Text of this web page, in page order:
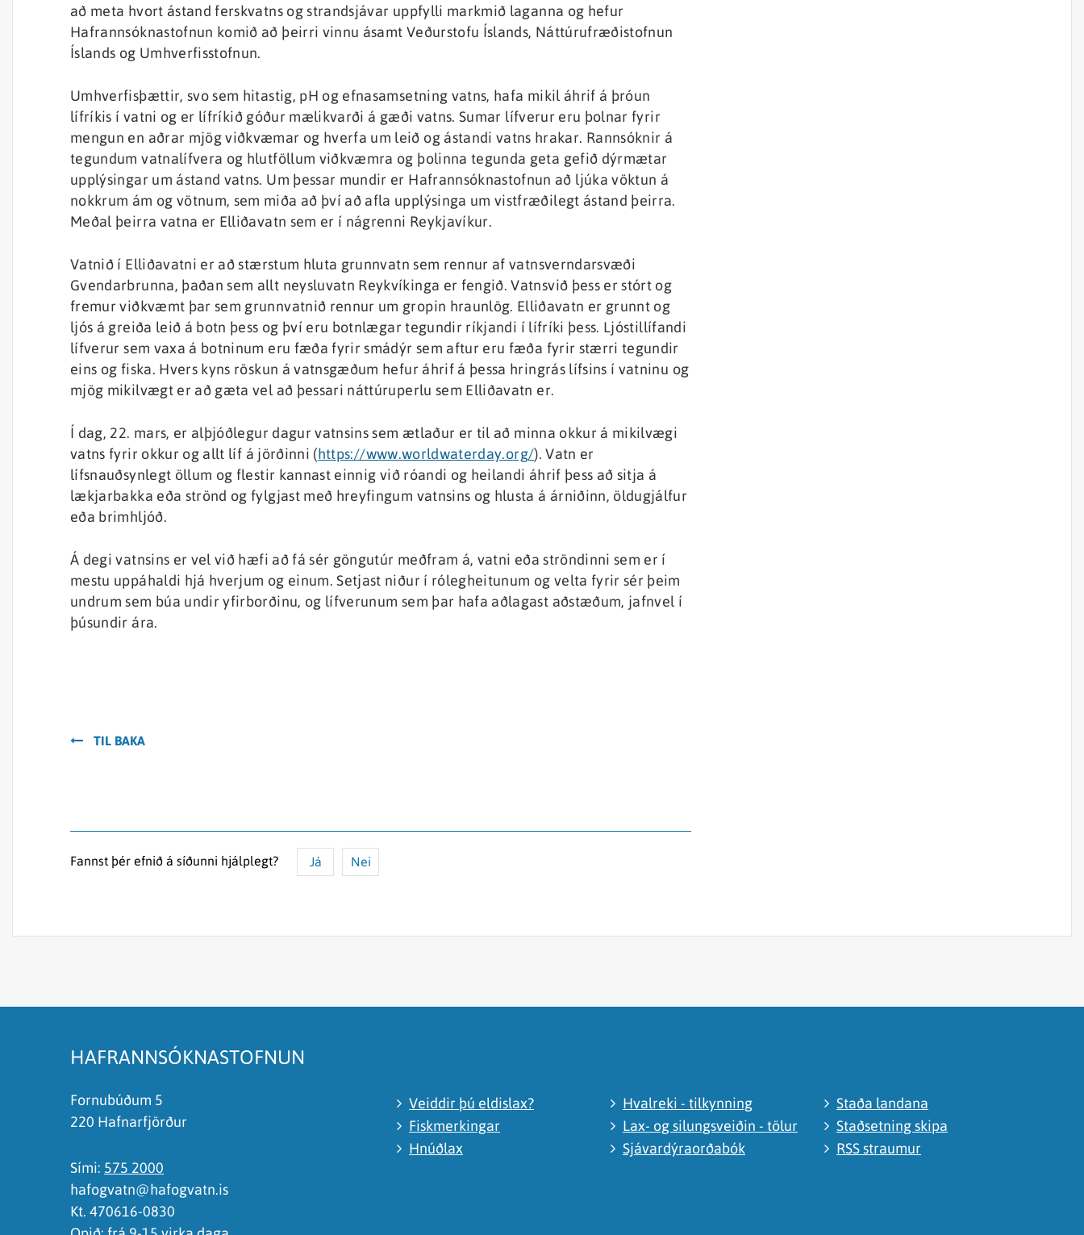
að meta hvort ástand ferskvatns og strandsjávar uppfylli markmið laganna og hefur
Hafrannsóknastofnun komið að þeirri vinnu ásamt Veðurstofu Íslands, Náttúrufræðistofnun
Íslands og Umhverfisstofnun.
Umhverfisþættir, svo sem hitastig, pH og efnasamsetning vatns, hafa mikil áhrif á þróun
lífríkis í vatni og er lífríkið góður mælikvarði á gæði vatns. Sumar lífverur eru þolnar fyrir
mengun en aðrar mjög viðkvæmar og hverfa um leið og ástandi vatns hrakar. Rannsóknir á
tegundum vatnalífvera og hlutföllum viðkvæmra og þolinna tegunda geta gefið dýrmætar
upplýsingar um ástand vatns. Um þessar mundir er Hafrannsóknastofnun að ljúka vöktun á
nokkrum ám og vötnum, sem miða að því að afla upplýsinga um vistfræðilegt ástand þeirra.
Meðal þeirra vatna er Elliðavatn sem er í nágrenni Reykjavíkur.
Vatnið í Elliðavatni er að stærstum hluta grunnvatn sem rennur af vatnsverndarsvæði
Gvendarbrunna, þaðan sem allt neysluvatn Reykvíkinga er fengið. Vatnsvið þess er stórt og
fremur viðkvæmt þar sem grunnvatnið rennur um gropin hraunlög. Elliðavatn er grunnt og
ljós á greiða leið á botn þess og því eru botnlægar tegundir ríkjandi í lífríki þess. Ljóstillífandi
lífverur sem vaxa á botninum eru fæða fyrir smádýr sem aftur eru fæða fyrir stærri tegundir
eins og fiska. Hvers kyns röskun á vatnsgæðum hefur áhrif á þessa hringrás lífsins í vatninu og
mjög mikilvægt er að gæta vel að þessari náttúruperlu sem Elliðavatn er.
Í dag, 22. mars, er alþjóðlegur dagur vatnsins sem ætlaður er til að minna okkur á mikilvægi
vatns fyrir okkur og allt líf á jörðinni (https://www.worldwaterday.org/). Vatn er
lífsnauðsynlegt öllum og flestir kannast einnig við róandi og heilandi áhrif þess að sitja á
lækjarbakka eða strönd og fylgjast með hreyfingum vatnsins og hlusta á árniðinn, öldugjálfur
eða brimhljóð.
Á degi vatnsins er vel við hæfi að fá sér göngutúr meðfram á, vatni eða ströndinni sem er í
mestu uppáhaldi hjá hverjum og einum. Setjast niður í rólegheitunum og velta fyrir sér þeim
undrum sem búa undir yfirborðinu, og lífverunum sem þar hafa aðlagast aðstæðum, jafnvel í
þúsundir ára.
TIL BAKA
Fannst þér efnið á síðunni hjálplegt? Já Nei
HAFRANNSÓKNASTOFNUN
Fornubúðum 5
220 Hafnarfjörður
Sími: 575 2000
hafogvatn@hafogvatn.is
Kt. 470616-0830
Veiddir þú eldislax?
Fiskmerkingar
Hnúðlax
Hvalreki - tilkynning
Lax- og silungsveiðin - tölur
Sjávardýraorðabók
Staða landana
Staðsetning skipa
RSS straumur